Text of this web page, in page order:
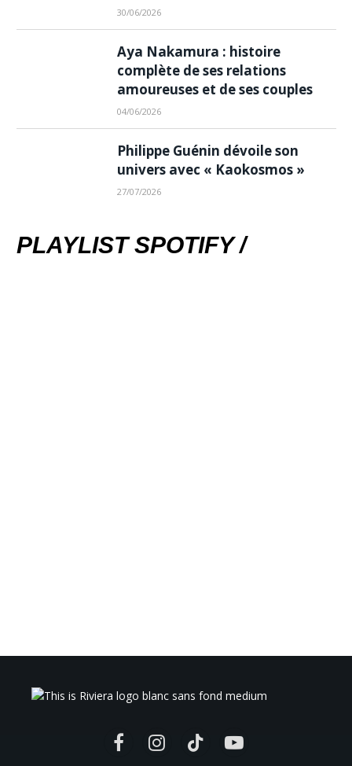
30/06/2026
Aya Nakamura : histoire
complète de ses relations
amoureuses et de ses couples
04/06/2026
Philippe Guénin dévoile son
univers avec « Kaokosmos »
27/07/2026
PLAYLIST SPOTIFY /
FacebookInstagramTikTok YouTube